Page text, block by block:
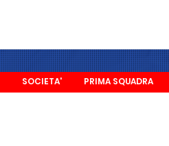
SOCIETA' PRIMA SQUADRA